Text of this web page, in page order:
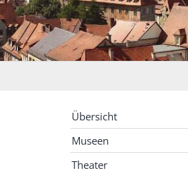
Übersicht
Museen
Theater